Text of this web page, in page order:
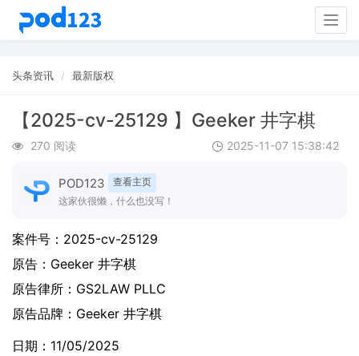
头条资讯 最新版权
【2025-cv-25129 】Geeker 井字棋
270 阅读 2025-11-07 15:38:42
POD123
查看主页
这家伙很懒，什么也没写！
案件号： 2025-cv-25129
原告： Geeker 井字棋
原告律所：GS2LAW PLLC
原告品牌： Geeker 井字棋
日期：11/05/2025